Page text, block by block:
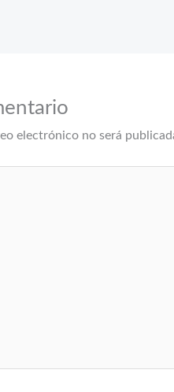
electrónico no será